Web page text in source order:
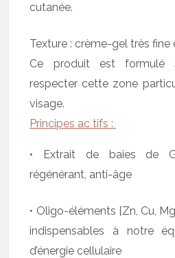
cutanée.
Texture : crème-gel très fine
Ce produit est formulé
respecter cette zone
visage.
Principes ac tifs :
• Extrait de baies de
régénérant, anti-âge
• Oligo-éléments [Zn, Cu,
indispensables à notre
d’énergie cellulaire